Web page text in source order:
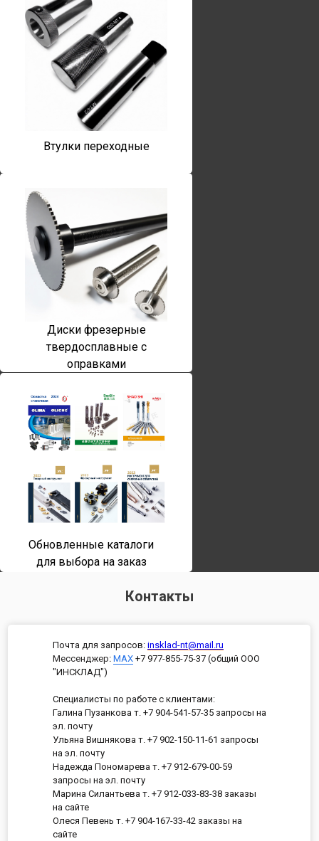
Втулки переходные
Диски фрезерные
твердосплавные с
оправками
Обновленные каталоги
для выбора на заказ
Контакты
Почта для запросов: insklad-nt@mail.ru
Мессенджер: MAX +7 977-855-75-37 (общий ООО
"ИНСКЛАД")
Специалисты по работе с клиентами:
Галина Пузанкова т. +7 904-541-57-35 запросы на
эл. почту
Ульяна Вишнякова т. +7 902-150-11-61 запросы
на эл. почту
Надежда Пономарева т. +7 912-679-00-59
запросы на эл. почту
Марина Силантьева т. +7 912-033-83-38 заказы
на сайте
Олеся Певень т. +7 904-167-33-42 заказы на
сайте